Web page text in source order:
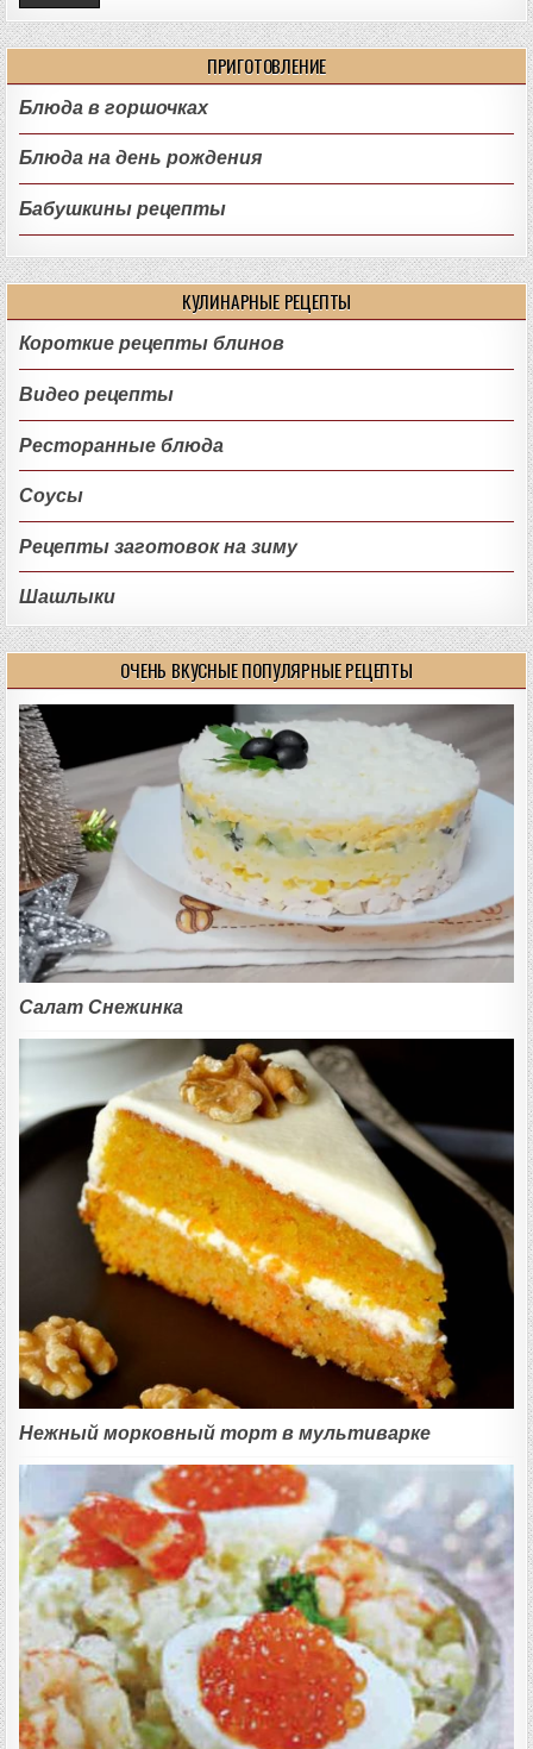
ПРИГОТОВЛЕНИЕ
Блюда в горшочках
Блюда на день рождения
Бабушкины рецепты
КУЛИНАРНЫЕ РЕЦЕПТЫ
Короткие рецепты блинов
Видео рецепты
Ресторанные блюда
Соусы
Рецепты заготовок на зиму
Шашлыки
ОЧЕНЬ ВКУСНЫЕ ПОПУЛЯРНЫЕ РЕЦЕПТЫ
Салат Снежинка
Нежный морковный торт в мультиварке